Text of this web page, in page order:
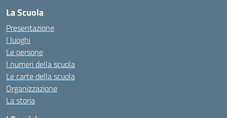
La Scuola
Presentazione
I luoghi
Le persone
I numeri della scuola
Le carte della scuola
Organizzazione
La storia